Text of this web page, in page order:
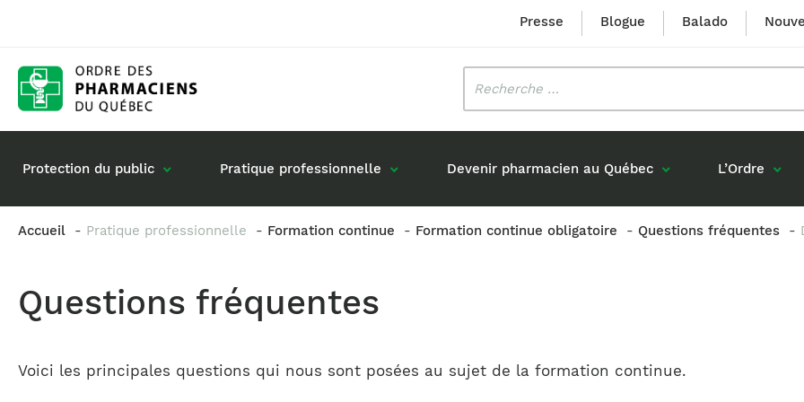
Presse Blogue Balado
Protection du public
Vos questions : des réponses
Pratique professionnelle
Retour à la pratique
Exercice en société
Devenir pharmacien au Québec
Diplômés en France
L’Ordre
Déclaration des services
Accueil Pratique professionnelle Formation continue Formation continue obligatoire Questions fréquentes
Questions fréquentes
Voici les principales questions qui nous sont posées au sujet de la formation continue.